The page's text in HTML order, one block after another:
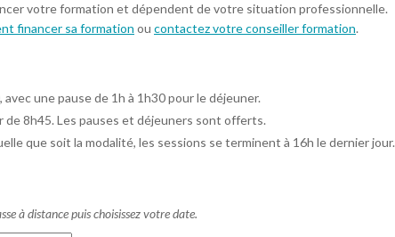
votre formation et dépendent de votre situation professionnelle.
financer sa formation ou contactez votre conseiller formation.
une pause de 1h à 1h30 pour le déjeuner.
8h45. Les pauses et déjeuners sont offerts.
que soit la modalité, les sessions se terminent à 16h le dernier jour.
à distance puis choisissez votre date.